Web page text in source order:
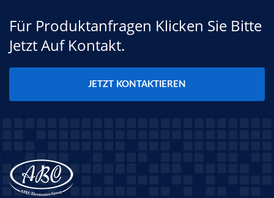
Für Produktanfragen Klicken Sie Bitte
Jetzt Auf Kontakt.
JETZT KONTAKTIEREN